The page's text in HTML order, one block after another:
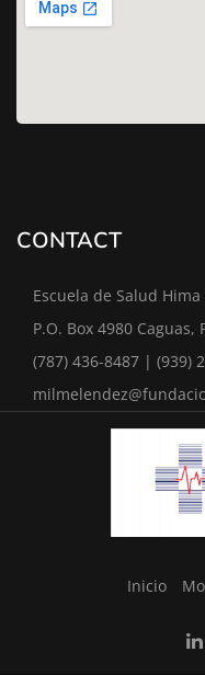
CONTACT
Escuela de Salud Hima
P.O. Box 4980 Caguas,
(787) 436-8487 | (939)
Inicio